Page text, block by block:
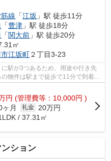
線 「江坂 」駅 徒歩11分
「豊津 」駅 徒歩18分
「関大前 」駅 徒歩20分
㎡
市江坂町２丁目3-23
駅が3つあるため、用途や行き先
物件は駅まで徒歩で11分で到着し
円 (管理費等：10,000円 )
ヶ月 礼金
20万円
/ 37.31㎡
ション